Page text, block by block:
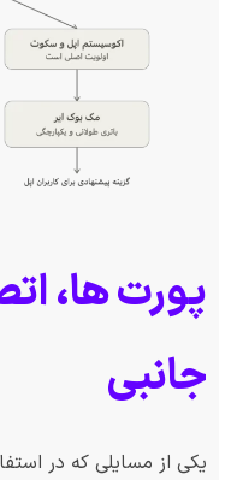
پورت ها،
جانبی
یکی از مسایلی که در